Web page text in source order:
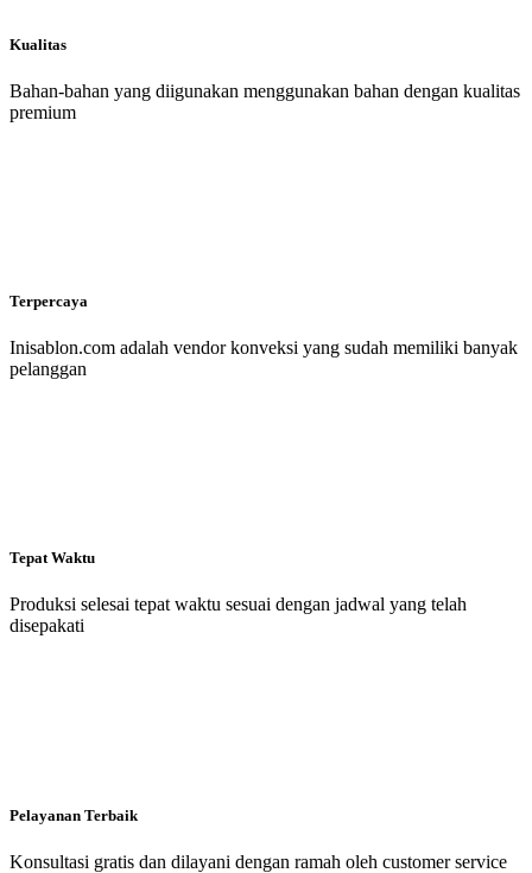
Kualitas
Bahan-bahan yang diigunakan menggunakan bahan dengan kualitas
premium
Terpercaya
Inisablon.com adalah vendor konveksi yang sudah memiliki banyak
pelanggan
Tepat Waktu
Produksi selesai tepat waktu sesuai dengan jadwal yang telah
disepakati
Pelayanan Terbaik
Konsultasi gratis dan dilayani dengan ramah oleh customer service